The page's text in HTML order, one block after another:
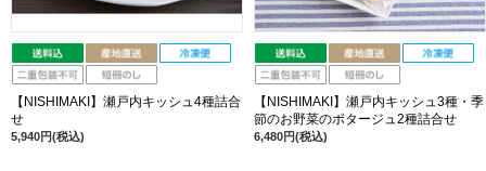
【NISHIMAKI】瀬戸内キッシュ4種詰合
せ
5,940円(税込)
【NISHIMAKI】瀬戸内キッシュ3種・季
節のお野菜のポタージュ2種詰合せ
6,480円(税込)